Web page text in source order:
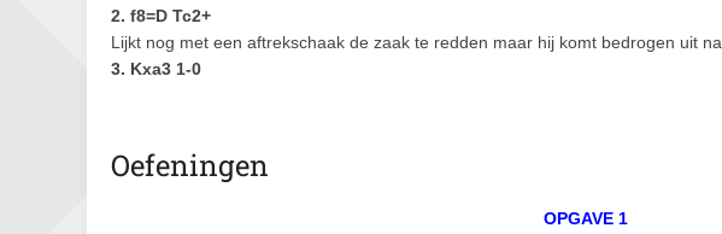
2. f8=D Tc2+
Lijkt nog met een aftrekschaak de zaak te redden maar hij komt bedrogen uit na
3. Kxa3 1-0
Oefeningen
OPGAVE 1